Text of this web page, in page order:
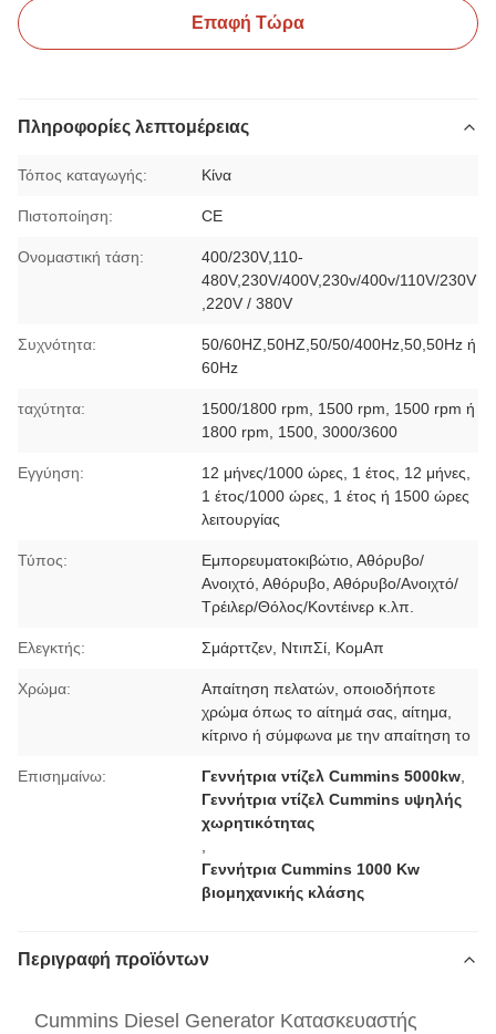
Επαφή Τώρα
Πληροφορίες λεπτομέρειας
Τόπος καταγωγής: Κίνα
Πιστοποίηση: CE
Ονομαστική τάση:
400/230V,110-
480V,230V/400V,230v/400v/110V/230V
,220V / 380V
Συχνότητα:
50/60HZ,50HZ,50/50/400Hz,50,50Hz ή
60Hz
ταχύτητα:
1500/1800 rpm, 1500 rpm, 1500 rpm ή
1800 rpm, 1500, 3000/3600
Εγγύηση:
12 μήνες/1000 ώρες, 1 έτος, 12 μήνες,
1 έτος/1000 ώρες, 1 έτος ή 1500 ώρες
λειτουργίας
Τύπος:
Εμπορευματοκιβώτιο, Αθόρυβο/
Ανοιχτό, Αθόρυβο, Αθόρυβο/Ανοιχτό/
Τρέιλερ/Θόλος/Κοντέινερ κ.λπ.
Ελεγκτής: Σμάρττζεν, ΝτιπΣί, ΚομΑπ
Χρώμα:
Απαίτηση πελατών, οποιοδήποτε
χρώμα όπως το αίτημά σας, αίτημα,
κίτρινο ή σύμφωνα με την απαίτηση το
Επισημαίνω: Γεννήτρια ντίζελ Cummins 5000kw
Γεννήτρια ντίζελ Cummins υψηλής
χωρητικότητας
Γεννήτρια Cummins 1000 Kw
βιομηχανικής κλάσης
Περιγραφή προϊόντων
Cummins Diesel Generator Κατασκευαστής